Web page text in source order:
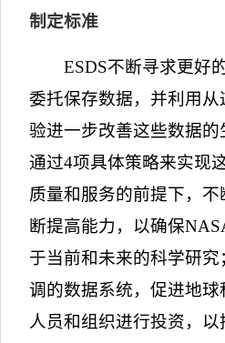
制定标准
ESDS不断寻求更好
委托保存数据，并利用
验进一步改善这些数据
通过4项具体策略来实现
质量和服务的前提下，
断提高能力，以确保
于当前和未来的科学研
调的数据系统，促进地
人员和组织进行投资，